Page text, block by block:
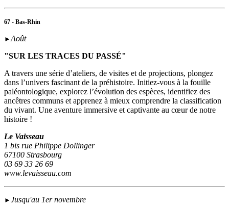
67 - Bas-Rhin
►Août
"SUR LES TRACES DU PASSÉ"
A travers une série d’ateliers, de visites et de projections, plongez
dans l’univers fascinant de la préhistoire. Initiez-vous à la fouille
paléontologique, explorez l’évolution des espèces, identifiez des
ancêtres communs et apprenez à mieux comprendre la classification
du vivant. Une aventure immersive et captivante au cœur de notre
histoire !
Le Vaisseau
1 bis rue Philippe Dollinger
67100 Strasbourg
03 69 33 26 69
www.levaisseau.com
► Jusqu'au 1er novembre